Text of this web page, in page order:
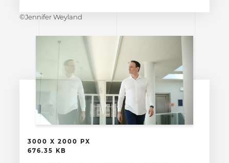
©Jennifer Weyland
3000 X 2000 PX
676.35 KB